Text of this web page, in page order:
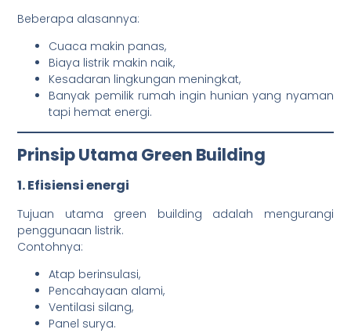
Beberapa alasannya:
Cuaca makin panas,
Biaya listrik makin naik,
Kesadaran lingkungan meningkat,
Banyak pemilik rumah ingin hunian yang nyaman
tapi hemat energi.
Prinsip Utama Green Building
1. Efisiensi energi
Tujuan utama green building adalah mengurangi
penggunaan listrik.
Contohnya:
Atap berinsulasi,
Pencahayaan alami,
Ventilasi silang,
Panel surya.